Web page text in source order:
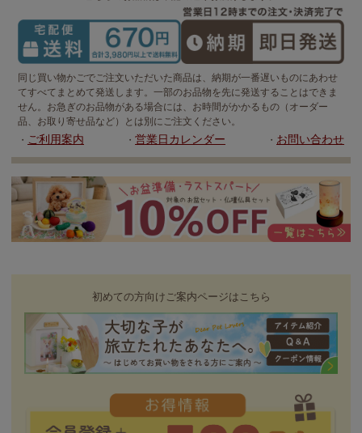
同じ買い物かごでご注文いただいた商品は、納期が一番遅いものにあわせ
てすべてまとめて発送します。一部のお品物を先に発送することはできま
せん。お急ぎのお品物がある場合には、お時間がかかるもの（オーダー
品、お取り寄せ品など）とは別にご注文ください。
・ ご利用案内 ・ 営業日カレンダー ・ お問い合わせ
初めての方向けご案内ページはこちら